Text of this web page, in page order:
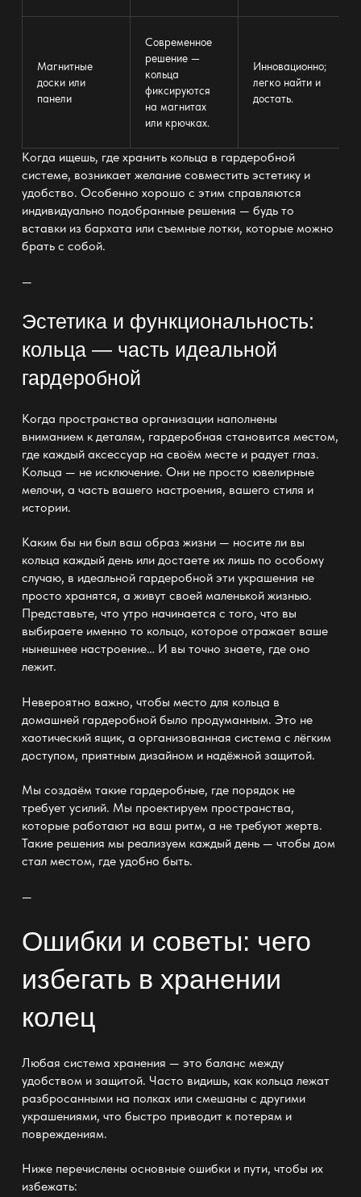
Магнитные
доски или
панели
Современное
решение —
кольца
фиксируются
на магнитах
или крючках.
Инновационно;
легко найти и
достать.
Когда ищешь, где хранить кольца в гардеробной
системе, возникает желание совместить эстетику и
удобство. Особенно хорошо с этим справляются
индивидуально подобранные решения — будь то
вставки из бархата или съемные лотки, которые можно
брать с собой.
—
Эстетика и функциональность:
кольца — часть идеальной
гардеробной
Когда пространства организациинаполнены
вниманием к деталям, гардеробная становится местом,
где каждый аксессуар на своём месте и радует глаз.
Кольца — не исключение. Они не просто ювелирные
мелочи, а часть вашего настроения, вашего стиля и
истории.
Каким бы ни был ваш образ жизни — носите ли вы
кольца каждый день или достаете их лишь по особому
случаю, в идеальной гардеробнойэти украшения не
просто хранятся, а живут своей маленькой жизнью.
Представьте, что утро начинается с того, что вы
выбираете именно то кольцо, которое отражает ваше
нынешнее настроение… И вы точно знаете, где оно
лежит.
Невероятно важно, чтобы место для кольца в
домашней гардеробной было продуманным. Это не
хаотический ящик, а организованная система с лёгким
доступом, приятным дизайном и надёжной защитой.
Мы создаём такие гардеробные, где порядокне
требует усилий. Мы проектируем пространства,
которые работают на ваш ритм, а не требуют жертв.
Такие решения мы реализуем каждый день — чтобы дом
стал местом, где удобно быть.
—
Ошибки и советы: чего
избегать в хранении
колец
Любая система хранения — это баланс между
удобством и защитой. Часто видишь, как кольца лежат
разбросанными на полкахили смешаны с другими
украшениями, что быстро приводит к потерям и
повреждениям.
Ниже перечислены основные ошибки и пути, чтобы их
избежать: